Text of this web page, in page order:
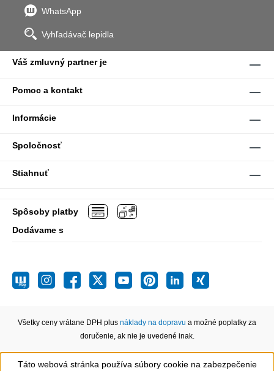
WhatsApp
Vyhľadávač lepidla
Váš zmluvný partner je
Pomoc a kontakt
Informácie
Spoločnosť
Stiahnuť
Spôsoby platby
Dodávame s
Všetky ceny vrátane DPH plus náklady na dopravu a možné poplatky za
doručenie, ak nie je uvedené inak.
Táto webová stránka používa súbory cookie na zabezpečenie